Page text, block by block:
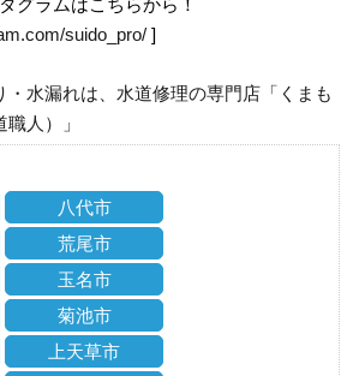
グラムはこちらから！
suido_pro/ ]
・水漏れは、水道修理の専門店「くまも
人）」
八代市
荒尾市
玉名市
菊池市
上天草市